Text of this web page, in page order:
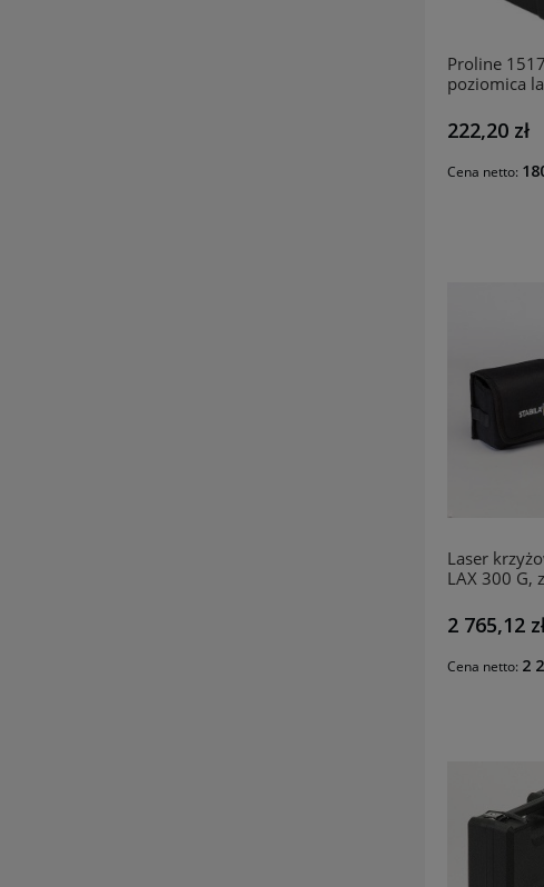
Proline
poziomica
222,20 zł
Cena netto:
Laser
LAX 300 G,
2 765,12
Cena netto: 2